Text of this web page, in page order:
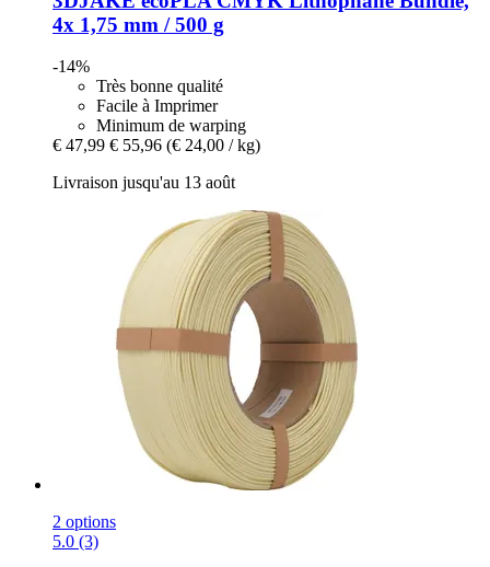
4x 1,75 mm / 500 g
-14%
Très bonne qualité
Facile à Imprimer
Minimum de warping
€ 47,99 € 55,96 (€ 24,00 / kg)
Livraison jusqu'au 13 août
2 options
5.0 (3)